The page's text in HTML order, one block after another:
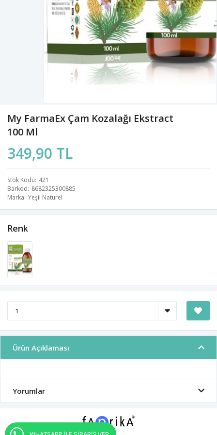
My FarmaEx Çam Kozalağı Ekstract
100 Ml
349,90 TL
Stok Kodu 421
Barkod 8682325300885
Marka Yeşil Naturel
Renk
Ürün Açıklaması
Yorumlar